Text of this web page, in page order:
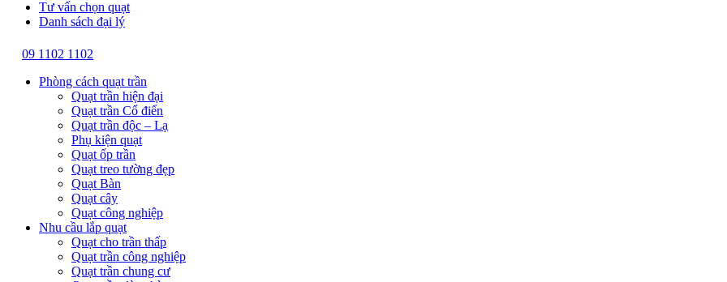
Tư vấn chọn quạt
Danh sách đại lý
09 1102 1102
Phòng cách quạt trần
Quạt trần hiện đại
Quạt trần Cổ điển
Quạt trần độc – Lạ
Phụ kiện quạt
Quạt ốp trần
Quạt treo tường đẹp
Quạt Bàn
Quạt cây
Quạt công nghiệp
Nhu cầu lắp quạt
Quạt cho trần thấp
Quạt trần công nghiệp
Quạt trần chung cư